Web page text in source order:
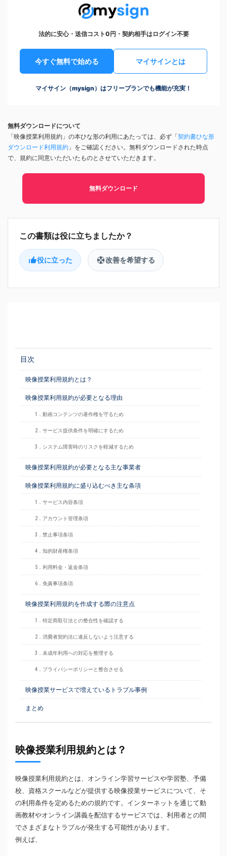
法的に安心・送信コスト0円・契約相手はログイン不要
今すぐ無料で始める マイサインとは
マイサイン（mysign）はフリープランでも機能が充実！
無料ダウンロードについて
「映像授業利用規約」の本ひな形の利用にあたっては、必ず「契約書ひな形
ダウンロード利用規約 」をご確認ください。無料ダウンロードされた時点
で、規約に同意いただいたものとさせていただきます。
無料ダウンロード
役に立った 改善を希望する
目次
映像授業利用規約とは？
映像授業利用規約が必要となる理由
1．動画コンテンツの著作権を守るため
2．サービス提供条件を明確にするため
3．システム障害時のリスクを軽減するため
映像授業利用規約が必要となる主な事業者
映像授業利用規約に盛り込むべき主な条項
1．サービス内容条項
2．アカウント管理条項
3．禁止事項条項
4．知的財産権条項
5．利用料金・返金条項
6．免責事項条項
映像授業利用規約を作成する際の注意点
1．特定商取引法との整合性を確認する
2．消費者契約法に違反しないよう注意する
3．未成年利用への対応を整理する
4．プライバシーポリシーと整合させる
映像授業サービスで増えているトラブル事例
まとめ
映像授業利用規約とは？
映像授業利用規約とは、オンライン学習サービスや学習塾、予備
校、資格スクールなどが提供する映像授業サービスについて、そ
の利用条件を定めるための規約です。インターネットを通じて動
画教材やオンライン講義を配信するサービスでは、利用者との間
でさまざまなトラブルが発生する可能性があります。
例えば、